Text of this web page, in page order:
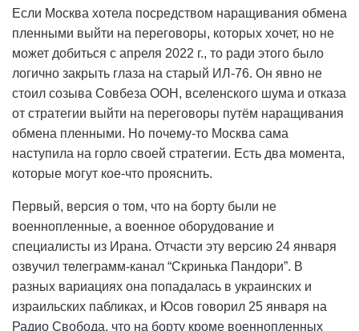
Если Москва хотела посредством наращивания обмена
пленными выйти на переговоры, которых хочет, но не
может добиться с апреля 2022 г., то ради этого было
логично закрыть глаза на старый ИЛ-76. Он явно не
стоил созыва Совбеза ООН, вселенского шума и отказа
от стратегии выйти на переговоры путём наращивания
обмена пленными. Но почему-то Москва сама
наступила на горло своей стратегии. Есть два момента,
которые могут кое-что прояснить.
Первый, версия о том, что на борту были не
военнопленные, а военное оборудование и
специалисты из Ирана. Отчасти эту версию 24 января
озвучил телеграмм-канал “Скринька Пандори”. В
разных вариациях она попадалась в украинских и
израильских пабликах, и Юсов говорил 25 января на
Радио Свобода, что на борту кроме военнопленных